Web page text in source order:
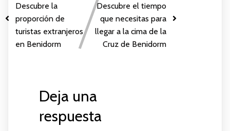
Descubre la
proporción de
turistas extranjeros
en Benidorm
Descubre el tiempo
que necesitas para
llegar a la cima de la
Cruz de Benidorm
Deja una
respuesta